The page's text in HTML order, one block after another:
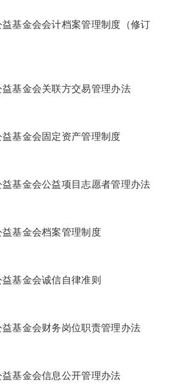
基金会会计档案管理制度（修订
基金会关联方交易管理办法
基金会固定资产管理制度
基金会公益项目志愿者管理办法
基金会档案管理制度
基金会诚信自律准则
基金会财务岗位职责管理办法
基金会信息公开管理办法